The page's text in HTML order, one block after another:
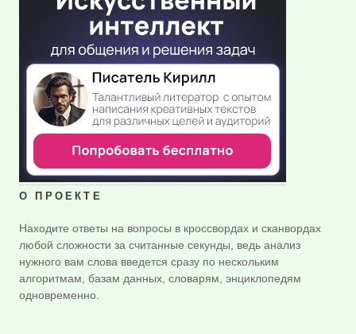
О ПРОЕКТЕ
Находите ответы на вопросы в кроссвордах и сканвордах
любой сложности за считанные секунды, ведь анализ
нужного вам слова введется сразу по нескольким
алгоритмам, базам данных, словарям, энциклопедям
одновременно.